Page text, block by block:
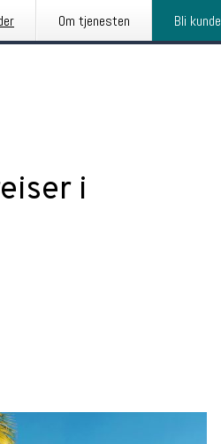
Om tjenesten Bli kunde
i